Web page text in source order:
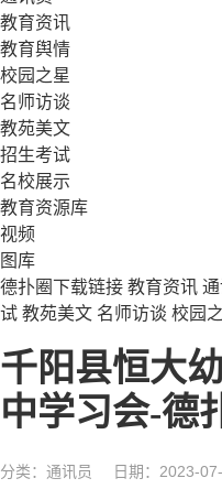
教育资讯
教育舆情
校园之星
名师访谈
教苑美文
招生考试
名校展示
教育资源库
视频
图库
德扑圈下载链接 教育资讯
试 教苑美文 名师访谈 校园
千阳县恒大
中学习会-德
分类： 通讯员 日期：2023-